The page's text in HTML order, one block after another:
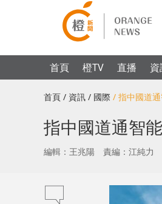
首頁 橙TV 直播
首頁 / 資訊 / 國際 / 指中國道
指中國道通智
編輯：王兆陽 責編：江純力